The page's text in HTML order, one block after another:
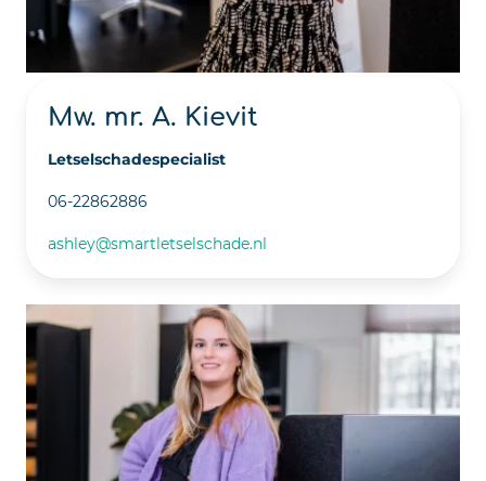
Mw. mr. A. Kievit
Letselschadespecialist
06-22862886
ashley@smartletselschade.nl